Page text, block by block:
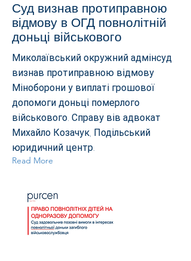
Суд визнав протиправною
відмову в ОГД повнолітній
доньці військового
Миколаївський окружний адмінсуд
визнав протиправною відмову
Міноборони у виплаті грошової
допомоги доньці померлого
військового. Справу вів адвокат
Михайло Козачук, Подільський
юридичний центр.
Read More